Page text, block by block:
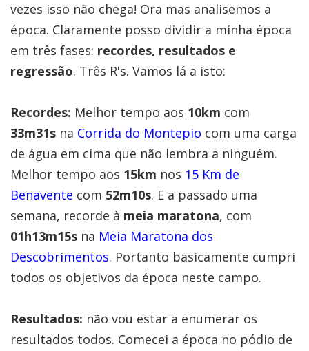
vezes isso não chega! Ora mas analisemos a
época. Claramente posso dividir a minha época
em três fases: recordes, resultados e
regressão. Três R's. Vamos lá a isto:
Recordes: Melhor tempo aos 10km com
33m31s na Corrida do Montepio com uma carga
de água em cima que não lembra a ninguém.
Melhor tempo aos 15km nos 15 Km de
Benavente com 52m10s. E a passado uma
semana, recorde à meia maratona, com
01h13m15s na Meia Maratona dos
Descobrimentos. Portanto basicamente cumpri
todos os objetivos da época neste campo.
Resultados: não vou estar a enumerar os
resultados todos. Comecei a época no pódio de